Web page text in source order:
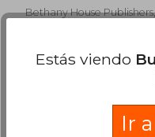
45% $
Bethany House
Estás viendo
Ir